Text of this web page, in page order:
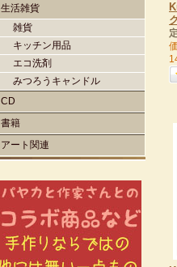
生活雑貨
雑貨
キッチン用品
エコ洗剤
みつろうキャンドル
CD
書籍
アート関連